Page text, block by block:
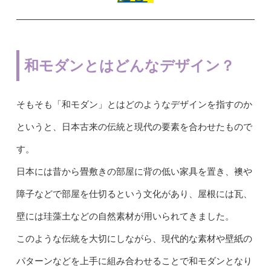
和モダンとはどんなデザイン？
そもそも「和モダン」とはどのようなデザインを指すのか
というと、日本古来の伝統と現代の要素を合わせたもので
す。
日本には昔から畳敷きの部屋に背の低い家具を置き、襖や
障子などで部屋を仕切るという文化があり、屋根には瓦、
壁には珪藻土などの自然素材が用いられてきました。
このような伝統を大切にしながら、現代的な素材や壁紙の
パターンなどを上手に組み合わせることで和モダンとなり